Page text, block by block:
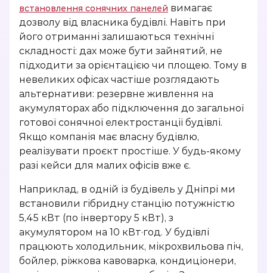
встановлення сонячних панелей вимагає
дозволу від власника будівлі. Навіть при
його отриманні залишаються технічні
складності: дах може бути зайнятий, не
підходити за орієнтацією чи площею. Тому в
невеликих офісах частіше розглядають
альтернативи: резервне живлення на
акумуляторах або підключення до загальної
готової сонячної електростанції будівлі.
Якщо компанія має власну будівлю,
реалізувати проєкт простіше. У будь-якому
разі кейси для малих офісів вже є.
Наприклад, в одній із будівель у Дніпрі ми
встановили гібридну станцію потужністю
5,45 кВт (по інвертору 5 кВт), з
акумулятором на 10 кВт·год. У будівлі
працюють холодильник, мікрохвильова піч,
бойлер, ріжкова кавоварка, кондиціонери,